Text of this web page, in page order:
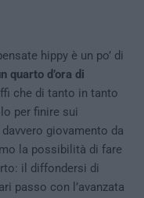
hippy è un po’ di
quarto d’ora di
che di tanto in tanto
per finire sui
giovamento da
la possibilità di fare
il diffondersi di
passo con l’avanzata